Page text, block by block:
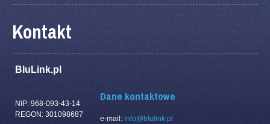
Kontakt
BluLink.pl
NIP: 968-093-43-14
REGON: 301098687
Dane kontaktowe
e-mail: info@blulink.pl